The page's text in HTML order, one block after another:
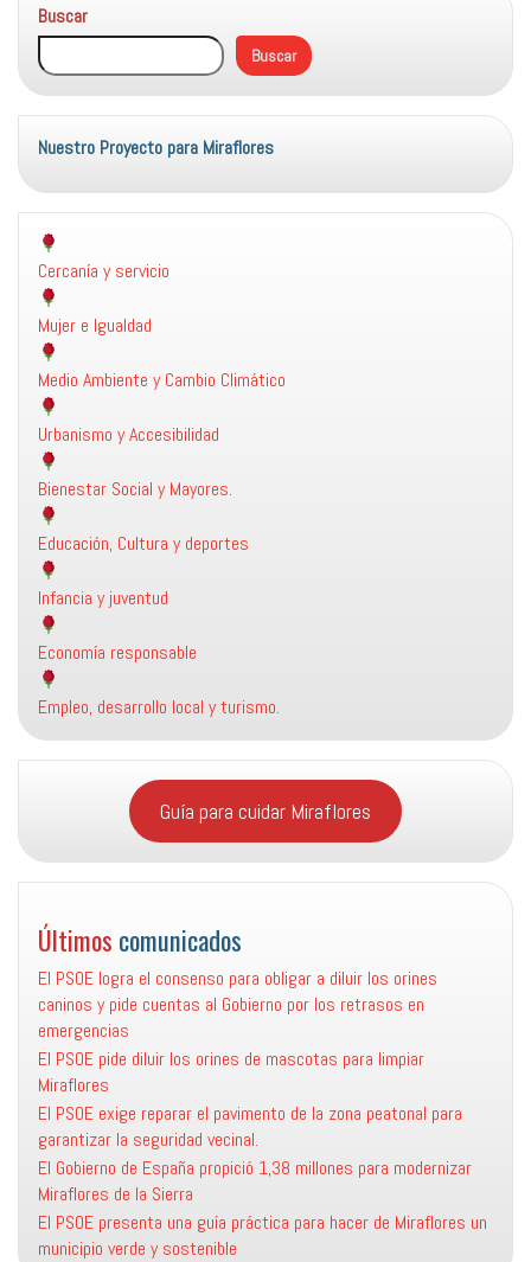
Buscar
Buscar
Nuestro Proyecto para Miraflores
Cercanía y servicio
Mujer e Igualdad
Medio Ambiente y Cambio Climático
Urbanismo y Accesibilidad
Bienestar Social y Mayores.
Educación, Cultura y deportes
Infancia y juventud
Economía responsable
Empleo, desarrollo local y turismo.
Guía para cuidar Miraflores
Últimos comunicados
El PSOE logra el consenso para obligar a diluir los orines
caninos y pide cuentas al Gobierno por los retrasos en
emergencias
El PSOE pide diluir los orines de mascotas para limpiar
Miraflores
El PSOE exige reparar el pavimento de la zona peatonal para
garantizar la seguridad vecinal.
El Gobierno de España propició 1,38 millones para modernizar
Miraflores de la Sierra
El PSOE presenta una guía práctica para hacer de Miraflores un
municipio verde y sostenible